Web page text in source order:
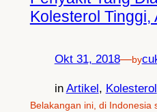
Kolesterol Tinggi,
Okt 31, 2018—by
in Artikel , Kolesterol
Belakangan ini, di Indonesia